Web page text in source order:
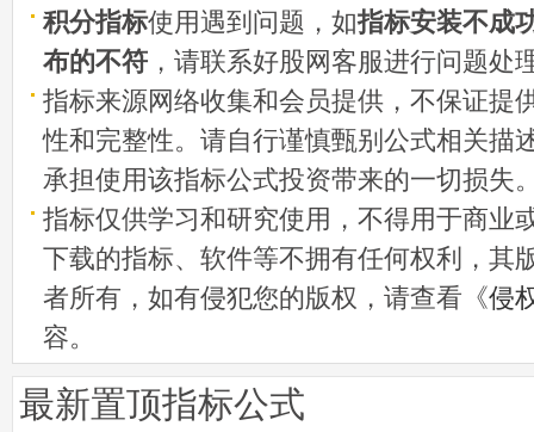
积分指标使用遇到问题，如指标安装不成
布的不符 ，请联系好股网客服进行问题处
指标来源网络收集和会员提供，不保证提
性和完整性。请自行谨慎甄别公式相关描
承担使用该指标公式投资带来的一切损失
指标仅供学习和研究使用，不得用于商业
下载的指标、软件等不拥有任何权利，其
者所有，如有侵犯您的版权，请查看《侵
容。
最新置顶指标公式